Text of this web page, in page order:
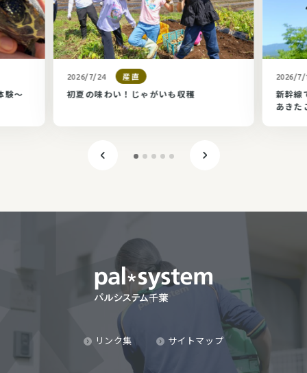
験～
2026/7/24 産直
初夏の味わい！じゃがいも収穫
2026/7/
新幹線
あきた
リンク集 サイトマップ